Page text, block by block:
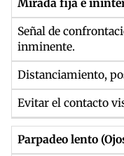
Estímulo
Facial /
Acción
Humana
Psicológica
del Gato
Mirada fija e
Señal de
inminente.
Distanciamiento,
Evitar el contacto
Parpadeo lento